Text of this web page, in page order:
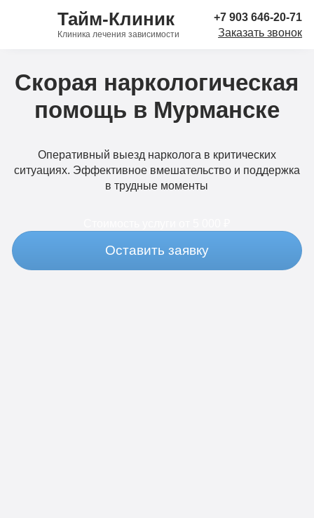
Тайм-Клиник
Клиника лечения зависимости
+7 903 646-20-71
Заказать звонок
Скорая наркологическая
помощь в Мурманске
Оперативный выезд нарколога в критических
ситуациях. Эффективное вмешательство и поддержка
в трудные моменты
Оставить заявку